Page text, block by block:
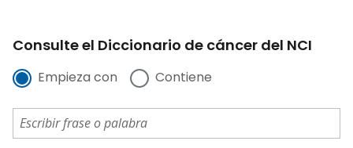
Consulte el Diccionario de cáncer del NCI
Empieza con Contiene